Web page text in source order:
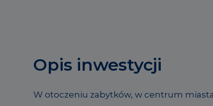
Opis inwestycji
W otoczeniu zabytków, w centrum